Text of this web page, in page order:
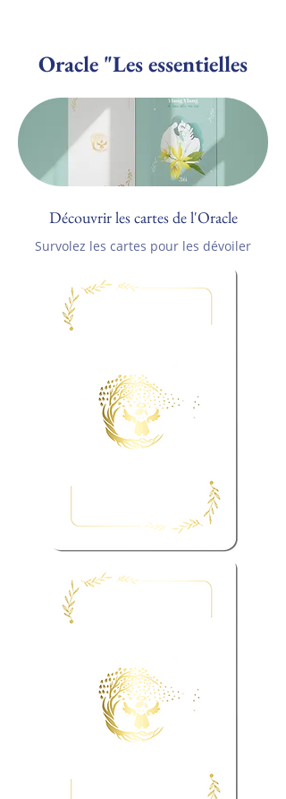
Oracle "Les essentielles
Découvrir les cartes de l'Oracle
Survolez les cartes pour les dévoiler